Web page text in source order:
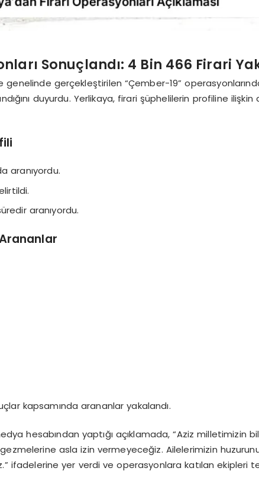
Sonuçlandı: 4 Bin 466 Firari
genelinde gerçekleştirilen “Çember-19”
duyurdu. Yerlikaya, firari şüphelilerin profiline ilişkin
aranıyordu.
aranıyordu.
kapsamında arananlar yakalandı.
hesabından yaptığı açıklamada, “Aziz milletimizin
gezmelerine asla izin vermeyeceğiz. Ailelerimizin
ifadelerine yer verdi ve operasyonlara katılan ekipleri